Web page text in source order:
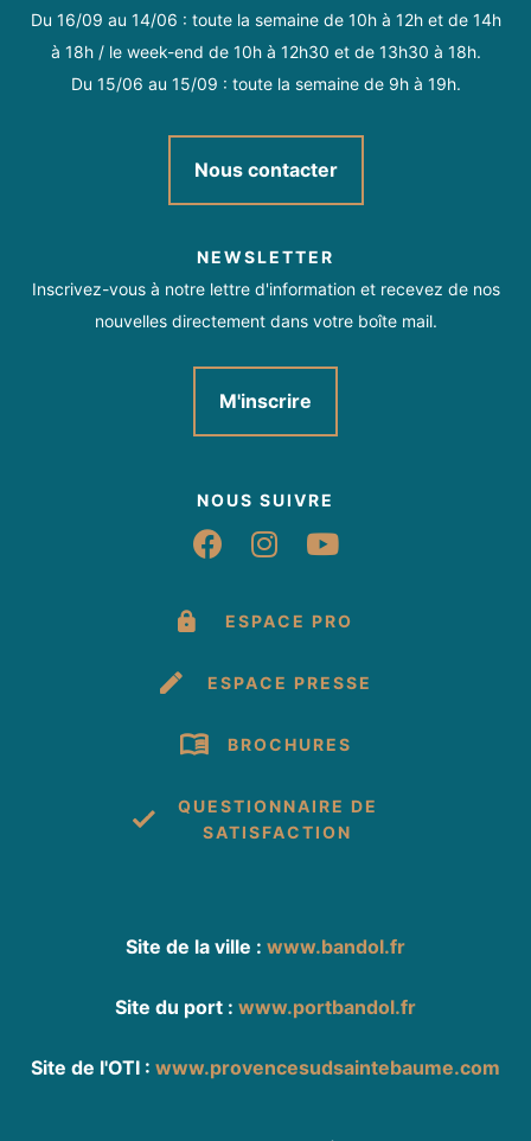
Du 16/09 au 14/06 : toute la semaine de 10h à 12h et de 14h
à 18h / le week-end de 10h à 12h30 et de 13h30 à 18h.
Du 15/06 au 15/09 : toute la semaine de 9h à 19h.
Nous contacter
NEWSLETTER
Inscrivez-vous à notre lettre d'information et recevez de nos
nouvelles directement dans votre boîte mail.
M'inscrire
NOUS SUIVRE
Suivez-nous sur
Suivez-nous sur
Suivez-nous
ESPACE PRO
ESPACE PRESSE
BROCHURES
QUESTIONNAIRE DE
SATISFACTION
Site de la ville : www.bandol.fr
Site du port : www.portbandol.fr
Site de l'OTI : www.provencesudsaintebaume.com